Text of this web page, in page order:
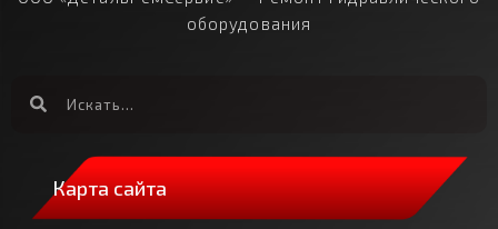
оборудования
Карта сайта